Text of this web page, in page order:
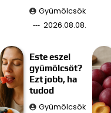
Gyümölcsök
2026.08.08.
Este eszel
gyümölcsöt?
Ezt jobb, ha
tudod
Gyümölcsök